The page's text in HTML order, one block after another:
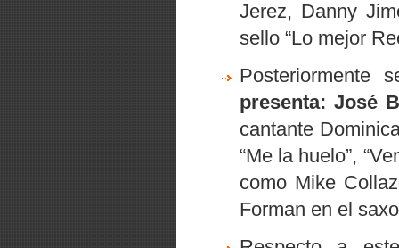
Jerez, Danny
sello “Lo mejor
Posteriormente
presenta: José
cantante
“Me la huelo”,
como Mike
Forman en el